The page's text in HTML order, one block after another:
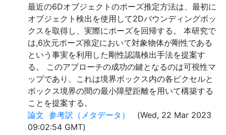
最近の6Dオブジェクトのポーズ推定方法は、最初に
オブジェクト検出を使用して2Dバウンディングボッ
クスを取得し、実際にポーズを回帰する。 本研究で
は,6次元ポーズ推定において対象物体が剛性である
という事実を利用した剛性認識検出手法を提案す
る。 このアプローチの成功の鍵となるのは可視性マ
ップであり、これは境界ボックス内の各ピクセルと
ボックス境界の間の最小障壁距離を用いて構築する
ことを提案する。
論文 参考訳（メタデータ）
(Wed, 22 Mar 2023
09:02:54 GMT)